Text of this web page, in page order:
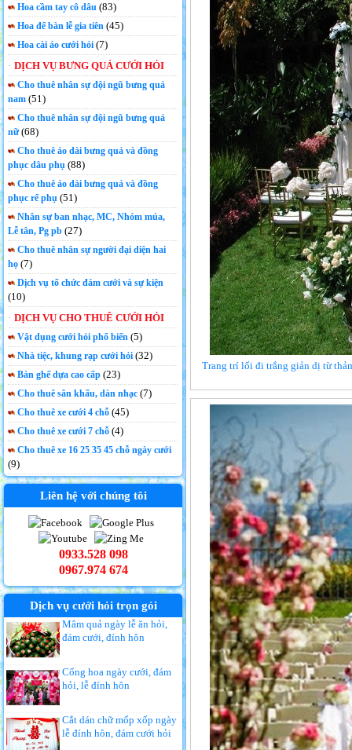
Hoa cầm tay cô dâu(83)
Hoa để bàn lễ gia tiên (45)
Hoa cài áo cưới hỏi (7)
DỊCH VỤ BƯNG QUẢ CƯỚI HỎI
Cho thuê nhân sự đội ngũ bưng quả
nam (51)
Cho thuê nhân sự đội ngũ bưng quả
nữ(68)
Cho thuê áo dài bưng quả và đồng
phục dâu phụ (88)
Cho thuê áo dài bưng quả và đồng
phục rể phụ (51)
Nhân sự ban nhạc, MC, Nhóm múa,
Lễ tân, Pg pb (27)
Cho thuê nhân sự người đại diện hai
họ (7)
Dịch vụ tổ chức đám cưới và sự kiện
(10)
DỊCH VỤ CHO THUÊ CƯỚI HỎI
Vật dụng cưới hỏi phổ biến (5)
Nhà tiệc, khung rạp cưới hỏi (32)
Bàn ghế dựa cao cấp (23)
Cho thuê sân khấu, dàn nhạc (7)
Cho thuê xe cưới 4 chỗ (45)
Cho thuê xe cưới 7 chỗ (4)
Cho thuê xe 16 25 35 45 chỗ ngày cưới
(9)
Liên hệ với chúng tôi
0933.528 098
0967.974 674
Dịch vụ cưới hỏi trọn gói
Mâm quả ngày lễ ăn hỏi,
đám cưới, đính hôn
Cổng hoa ngày cưới, đám
hỏi, lễ đính hôn
Cắt dán chữ mốp xốp ngày
lễ đính hôn, đám cưới hỏi
Trang trí lối đi trắng giản dị từ